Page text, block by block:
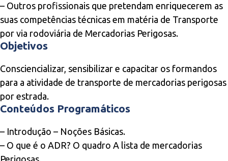
– Outros profissionais que pretendam enriquecerem as
suas competências técnicas em matéria de Transporte
por via rodoviária de Mercadorias Perigosas.
Objetivos
Consciencializar, sensibilizar e capacitar os formandos
para a atividade de transporte de mercadorias perigosas
por estrada.
Conteúdos Programáticos
– Introdução – Noções Básicas.
– O que é o ADR? O quadro A lista de mercadorias
Perigosas.